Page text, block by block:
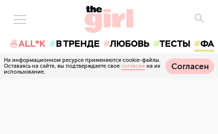
🍜ALL*K В ТРЕНДЕ ЛЮБОВЬ ТЕСТЫ
На информационном ресурсе применяются cookie-файлы.
Оставаясь на сайте, вы подтверждаете свое согласие на их
использование.
Согласен